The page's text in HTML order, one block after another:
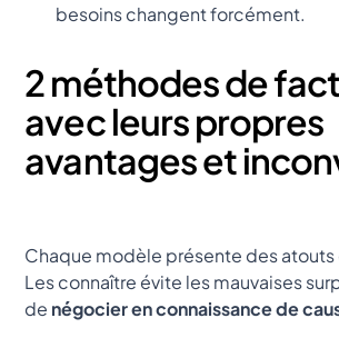
besoins changent forcément.
2 méthodes de
avec leurs propres
avantages et
Chaque modèle présente des
Les connaître évite les mauvaises
de négocier en connaissance de